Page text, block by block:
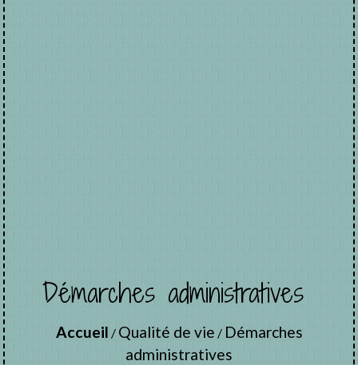
Démarches administratives
Accueil / Qualité de vie / Démarches
administratives